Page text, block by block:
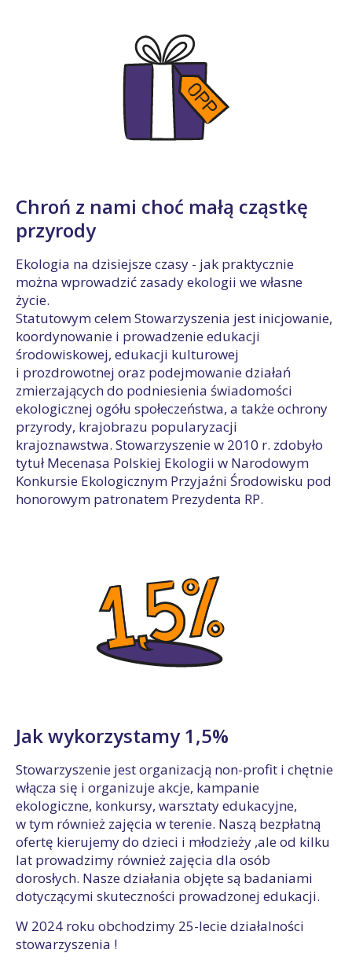
Chroń z nami choć małą cząstkę
przyrody
Ekologia na dzisiejsze czasy - jak praktycznie
można wprowadzić zasady ekologii we własne
życie.
Statutowym celem Stowarzyszenia jest inicjowanie,
koordynowanie i prowadzenie edukacji
środowiskowej, edukacji kulturowej
i prozdrowotnej oraz podejmowanie działań
zmierzających do podniesienia świadomości
ekologicznej ogółu społeczeństwa, a także ochrony
przyrody, krajobrazu popularyzacji
krajoznawstwa. Stowarzyszenie w 2010 r. zdobyło
tytuł Mecenasa Polskiej Ekologii w Narodowym
Konkursie Ekologicznym Przyjaźni Środowisku pod
honorowym patronatem Prezydenta RP.
Jak wykorzystamy 1,5%
Stowarzyszenie jest organizacją non-profit i chętnie
włącza się i organizuje akcje, kampanie
ekologiczne, konkursy, warsztaty edukacyjne,
w tym również zajęcia w terenie. Naszą bezpłatną
ofertę kierujemy do dzieci i młodzieży ,ale od kilku
lat prowadzimy również zajęcia dla osób
dorosłych. Nasze działania objęte są badaniami
dotyczącymi skuteczności prowadzonej edukacji.
W 2024 roku obchodzimy 25-lecie działalności
stowarzyszenia !